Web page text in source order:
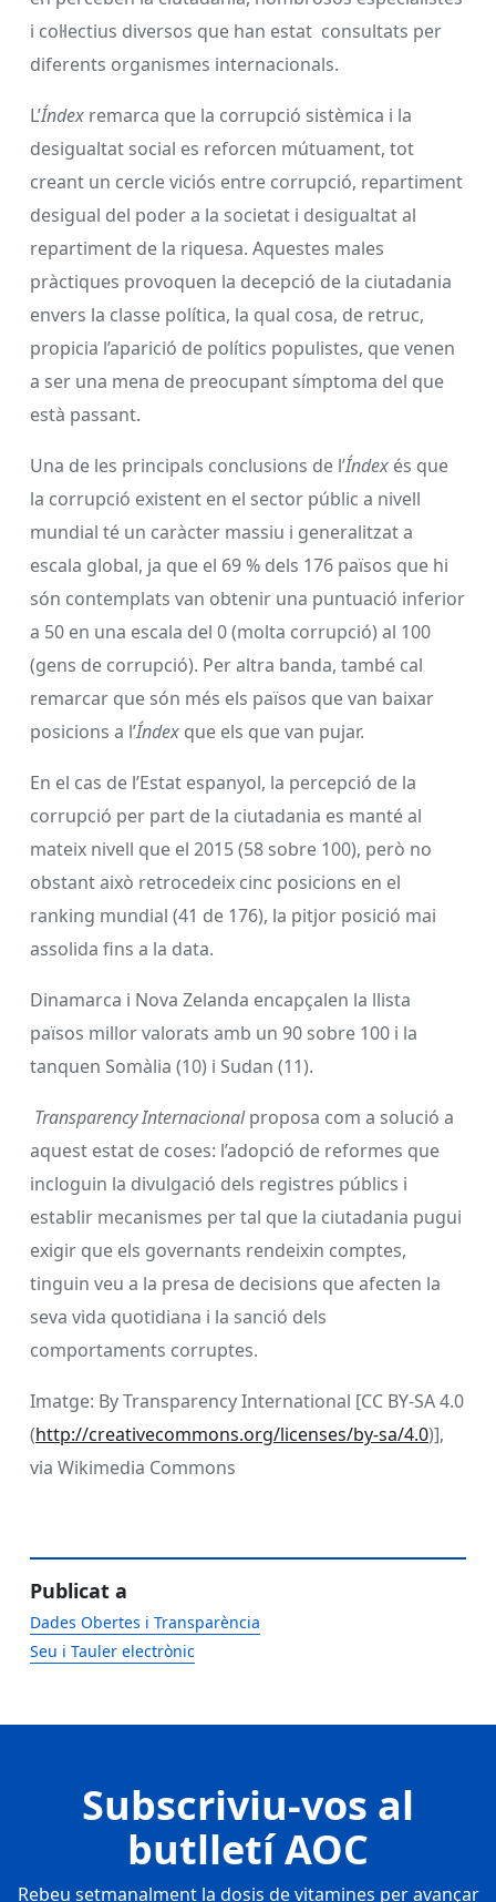
i col·lectius diversos que han estat consultats per
diferents organismes internacionals.
L’Índex remarca que la corrupció sistèmica i la
desigualtat social es reforcen mútuament, tot
creant un cercle viciós entre corrupció, repartiment
desigual del poder a la societat i desigualtat al
repartiment de la riquesa. Aquestes males
pràctiques provoquen la decepció de la ciutadania
envers la classe política, la qual cosa, de retruc,
propicia l’aparició de polítics populistes, que venen
a ser una mena de preocupant símptoma del que
està passant.
Una de les principals conclusions de l’Índex és que
la corrupció existent en el sector públic a nivell
mundial té un caràcter massiu i generalitzat a
escala global, ja que el 69 % dels 176 països que hi
són contemplats van obtenir una puntuació inferior
a 50 en una escala del 0 (molta corrupció) al 100
(gens de corrupció). Per altra banda, també cal
remarcar que són més els països que van baixar
posicions a l’Índex que els que van pujar.
En el cas de l’Estat espanyol, la percepció de la
corrupció per part de la ciutadania es manté al
mateix nivell que el 2015 (58 sobre 100), però no
obstant això retrocedeix cinc posicions en el
ranking mundial (41 de 176), la pitjor posició mai
assolida fins a la data.
Dinamarca i Nova Zelanda encapçalen la llista
països millor valorats amb un 90 sobre 100 i la
tanquen Somàlia (10) i Sudan (11).
Transparency Internacionalproposa com a solució a
aquest estat de coses: l’adopció de reformes que
incloguin la divulgació dels registres públics i
establir mecanismes per tal que la ciutadania pugui
exigir que els governants rendeixin comptes,
tinguin veu a la presa de decisions que afecten la
seva vida quotidiana i la sanció dels
comportaments corruptes.
Imatge: By Transparency International [CC BY-SA 4.0
(http://creativecommons.org/licenses/by-sa/4.0)],
via Wikimedia Commons
Publicat a
Dades Obertes i Transparència
Seu i Tauler electrònic
Subscriviu-vos al
butlletí AOC
Rebeu setmanalment la dosis de vitamines per avançar